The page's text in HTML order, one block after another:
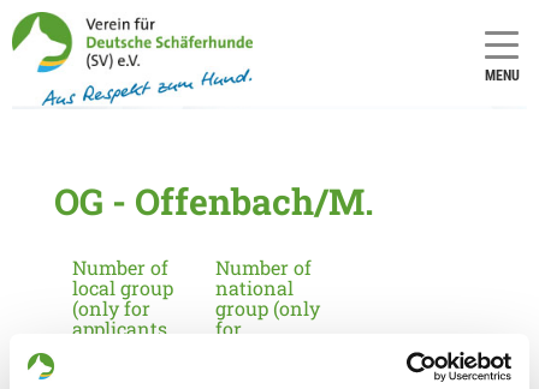
MENU
OG - Offenbach/M.
Number of
local group
(only for
applicants
Number of
national
group (only
for